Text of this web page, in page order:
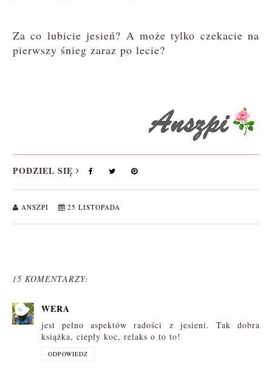
Za co lubicie jesień? A może tylko czekacie na
pierwszy śnieg zaraz po lecie?
PODZIEL SIĘ
ANSZPI 25 LISTOPADA
15 KOMENTARZY:
WERA
jest pełno aspektów radości z jesieni. Tak dobra
książka, ciepły koc, relaks o to to!
ODPOWIEDZ